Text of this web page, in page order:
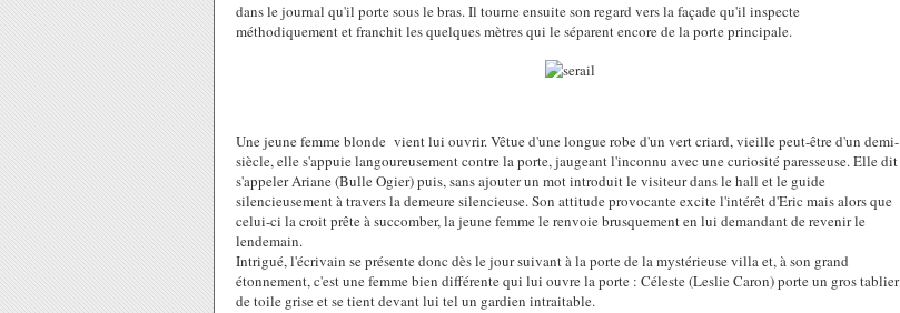
dans le journal qu'il porte sous le bras. Il tourne ensuite son regard vers la façade qu'il inspecte
méthodiquement et franchit les quelques mètres qui le séparent encore de la porte principale.
Une jeune femme blonde vient lui ouvrir. Vêtue d'une longue robe d'un vert criard, vieille peut-être d'un demi-
siècle, elle s'appuie langoureusement contre la porte, jaugeant l'inconnu avec une curiosité paresseuse. Elle dit
s'appeler Ariane (Bulle Ogier) puis, sans ajouter un mot introduit le visiteur dans le hall et le guide
silencieusement à travers la demeure silencieuse. Son attitude provocante excite l'intérêt d'Eric mais alors que
celui-ci la croit prête à succomber, la jeune femme le renvoie brusquement en lui demandant de revenir le
lendemain.
Intrigué, l'écrivain se présente donc dès le jour suivant à la porte de la mystérieuse villa et, à son grand
étonnement, c'est une femme bien différente qui lui ouvre la porte : Céleste (Leslie Caron) porte un gros tablier
de toile grise et se tient devant lui tel un gardien intraitable.